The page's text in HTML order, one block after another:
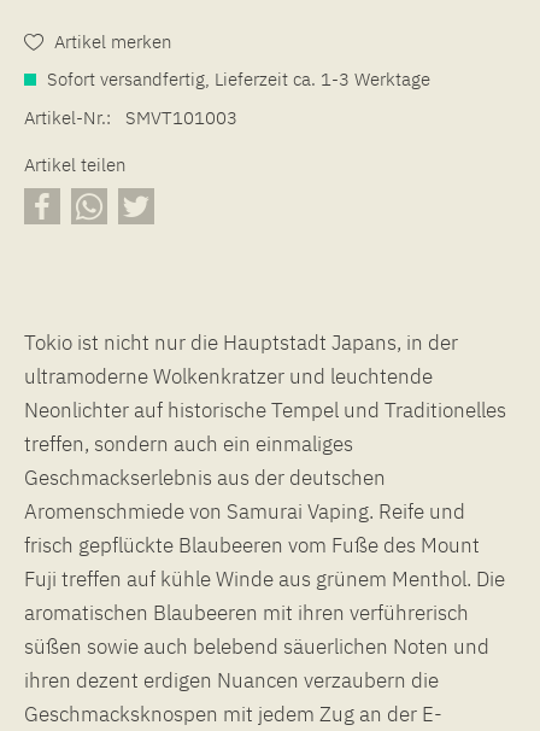
Artikel merken
Sofort versandfertig, Lieferzeit ca. 1-3 Werktage
Artikel-Nr.:
SMVT101003
Artikel teilen
Tokio ist nicht nur die Hauptstadt Japans, in der
ultramoderne Wolkenkratzer und leuchtende
Neonlichter auf historische Tempel und Traditionelles
treffen, sondern auch ein einmaliges
Geschmackserlebnis aus der deutschen
Aromenschmiede von Samurai Vaping. Reife und
frisch gepflückte Blaubeeren vom Fuße des Mount
Fuji treffen auf kühle Winde aus grünem Menthol. Die
aromatischen Blaubeeren mit ihren verführerisch
süßen sowie auch belebend säuerlichen Noten und
ihren dezent erdigen Nuancen verzaubern die
Geschmacksknospen mit jedem Zug an der E-